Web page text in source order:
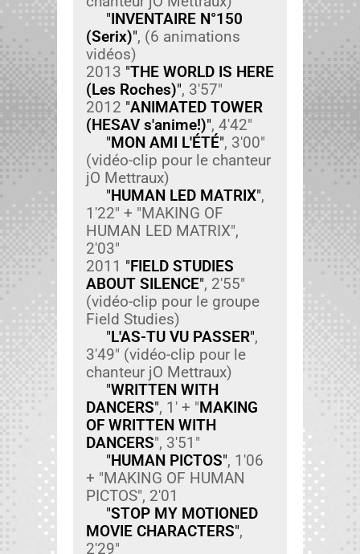
" INVENTAIRE N°150
(Ser­ix)", (6 ani­ma­tions
vidéos)
2013 "THE WORLD IS HERE
(Les Roches)", 3'57"
2012 "ANIMATED TOWER
(HESAV s'anime!)", 4'42"
"MON AMI L'ÉTÉ", 3'00"
(vidéo-clip pour le chanteur
jO Met­traux)
"HUMAN LED MATRIX",
1'22" + "MAKING OF
HUMAN LED MATRIX",
2'03"
2011 "FIELD STUDIES
ABOUT SILENCE", 2'55"
(vidéo-clip pour le groupe
Field Stud­ies)
"L'AS-TU VU PASSER",
3'49" (vidéo-clip pour le
chanteur jO Met­traux)
"WRITTEN WITH
DANCERS", 1' + "MAKING
OF WRITTEN WITH
DANCERS", 3'51"
"HUMAN PICTOS", 1'06
+ "MAKING OF HUMAN
PICTOS", 2'01
"STOP MY MOTIONED
MOVIE CHARACTERS",
2'29"